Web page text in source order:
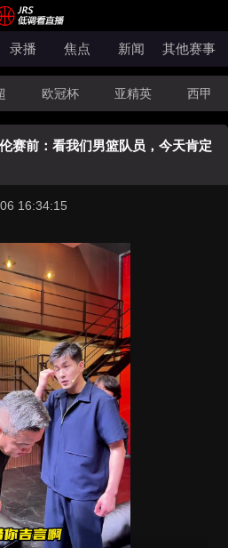
录播 焦点 新闻 其他赛事
欧冠杯 亚精英 西甲
超 意甲 世亚预 中甲
联 NBA CBA WNBA
赛前：看我们男篮队员，今天肯定
16:34:15